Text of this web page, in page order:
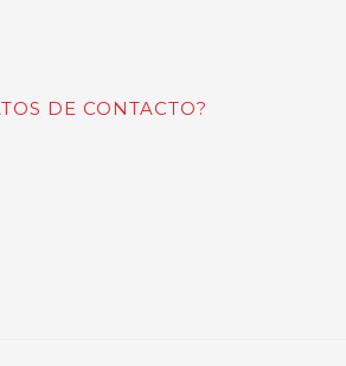
DE CONTACTO?